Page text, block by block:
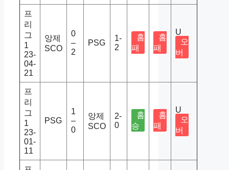
프
리
그
1
23-
04-
21
앙제
SCO
0
–
2
PSG
1-
2
홈
패
홈
패
U
오
버
프
리
그
1
23-
01-
11
PSG
1
–
0
앙제
SCO
2-
0
홈
승
홈
패
U
오
버